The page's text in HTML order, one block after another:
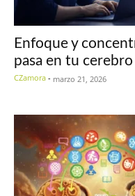
Enfoque y
pasa en tu cerebro
CZamora - marzo 21, 2026